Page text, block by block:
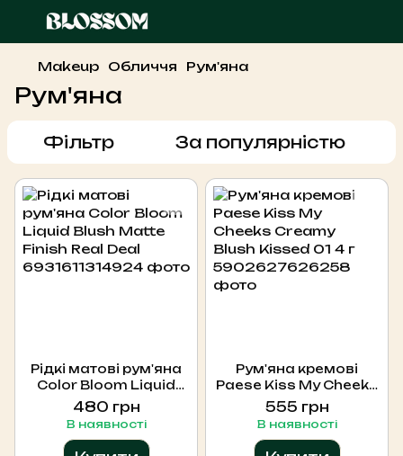
Makeup Обличчя Рум'яна
Рум'яна
Фільтр За популярністю
Рідкі матові рум'яна
Color Bloom Liquid
Blush Matte Finish Real
Deal
480 грн
В наявності
Рум'яна кремові
Paese Kiss My Cheeks
Creamy Blush Kissed
01 4 г
555 грн
В наявності